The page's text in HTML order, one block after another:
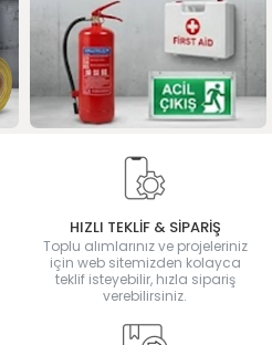
HIZLI TEKLİF & SİPARİŞ
Toplu alımlarınız ve projeleriniz
için web sitemizden kolayca
teklif isteyebilir, hızla sipariş
verebilirsiniz.